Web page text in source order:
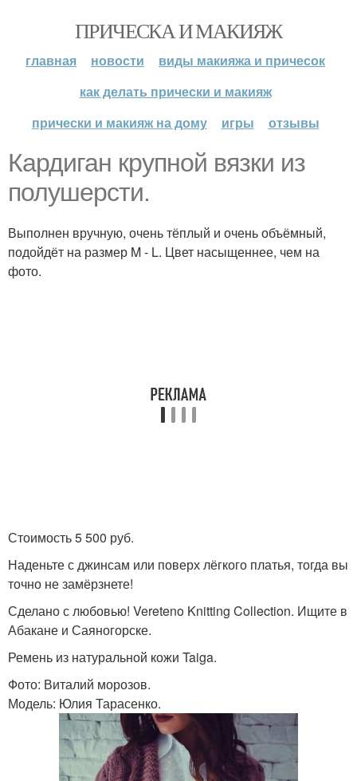
ПРИЧЕСКА И МАКИЯЖ
главная новости
виды макияжа и причесок
как делать прически и макияж
прически и макияж на дому
игры отзывы
Кардиган крупной вязки из
полушерсти.
Выполнен вручную, очень тёплый и очень объёмный,
подойдёт на размер M - L. Цвет насыщеннее, чем на
фото.
Стоимость 5 500 руб.
Наденьте с джинсам или поверх лёгкого платья, тогда вы
точно не замёрзнете!
Сделано с любовью! Vereteno Knitting Collection. Ищите в
Абакане и Саяногорске.
Ремень из натуральной кожи Taiga.
Фото: Виталий морозов.
Модель: Юлия Тарасенко.